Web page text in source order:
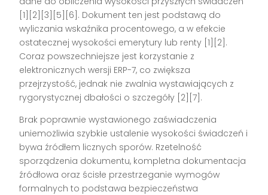
[1][2][3][5][6] . Dokument ten jest podstawą do
wyliczania wskaźnika procentowego, a w efekcie
ostatecznej wysokości emerytury lub renty [1][2] .
Coraz powszechniejsze jest korzystanie z
elektronicznych wersji ERP-7, co zwiększa
przejrzystość, jednak nie zwalnia wystawiających z
rygorystycznej dbałości o szczegóły [2][7] .
Brak poprawnie wystawionego zaświadczenia
uniemożliwia szybkie ustalenie wysokości świadczeń i
bywa źródłem licznych sporów. Rzetelność
sporządzenia dokumentu, kompletna dokumentacja
źródłowa oraz ścisłe przestrzeganie wymogów
formalnych to podstawa bezpieczeństwa